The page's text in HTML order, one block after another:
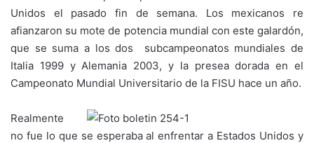
Unidos el pasado fin de semana. Los mexicanos re
afianzaron su mote de potencia mundial con este galardón,
que se suma a los dos subcampeonatos mundiales de
Italia 1999 y Alemania 2003, y la presea dorada en el
Campeonato Mundial Universitario de la FISU hace un año.
Realmente
no fue lo que se esperaba al enfrentar a Estados Unidos y